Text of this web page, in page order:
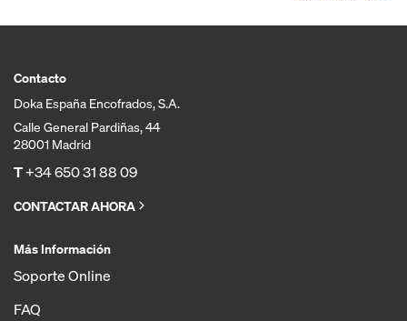
Contacto
Doka España Encofrados, S.A.
Calle General Pardiñas, 44
28001 Madrid
T+34 650 31 88 09
CONTACTAR AHORA
Más Información
Soporte Online
FAQ